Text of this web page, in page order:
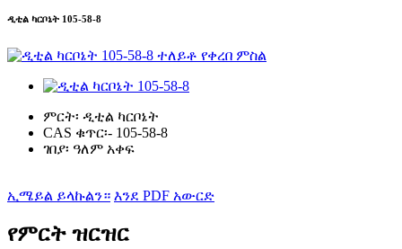
ዲቲል ካርቦኔት 105-58-8
ምርት፡ ዲቲል ካርቦኔት
CAS ቁጥር፡- 105-58-8
ገበያ፡ ዓለም አቀፍ
ኢሜይል ይላኩልን። እንደ PDF አውርድ
የምርት ዝርዝር